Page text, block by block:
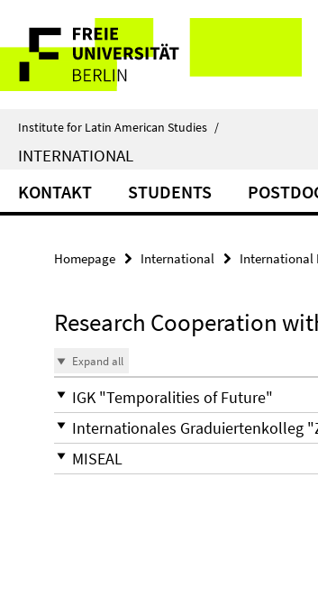
direkt
Inhalt
Service
Navigation
Institute for Latin American Studies /
INTERNATIONAL
KONTAKT STUDENTS
Homepage International International
Research Cooperation
Expand all
IGK "Temporalities of Future"
Internationales Graduiertenkolleg
MISEAL